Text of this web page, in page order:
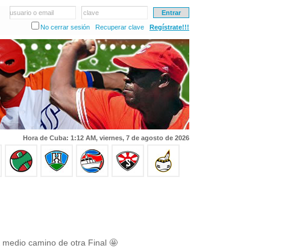
usuario o email
clave
No cerrar sesión
Recuperar clave Regístrate!!!
Hora de Cuba: 1:12 AM, viernes, 7 de agosto de 2026
camino de otra Final 🤩